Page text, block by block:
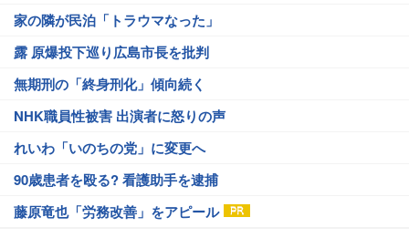
家の隣が民泊「トラウマなった」
露 原爆投下巡り広島市長を批判
無期刑の「終身刑化」傾向続く
NHK職員性被害 出演者に怒りの声
れいわ「いのちの党」に変更へ
90歳患者を殴る? 看護助手を逮捕
藤原竜也「労務改善」をアピール